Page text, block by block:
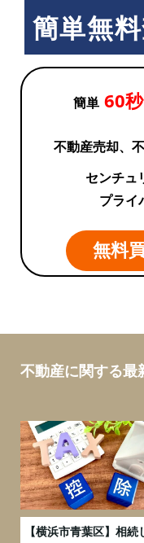
簡単無
簡単 60
不動産売却、
センチュ
プライ
無料
不動産に関する最
【横浜市青葉区】相続